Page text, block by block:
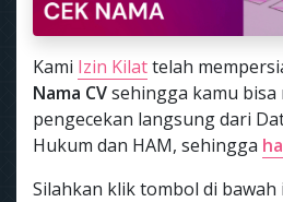
Kami Izin Kilattelah
Nama CVsehingga kamu bisa
pengecekan langsung dari
Hukum dan HAM, sehingga
Silahkan klik tombol di